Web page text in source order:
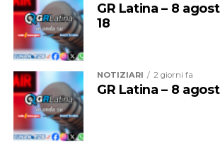
La musica continuerà poi ad essere
Sul palco del
Grappa Jazz Festival
Mannutza & Paolo Recchia Duo,
composta da pianoforte e sassofono
GR Latina – 8
18
NOTIZIARI 2 giorni fa
GR Latina – 8